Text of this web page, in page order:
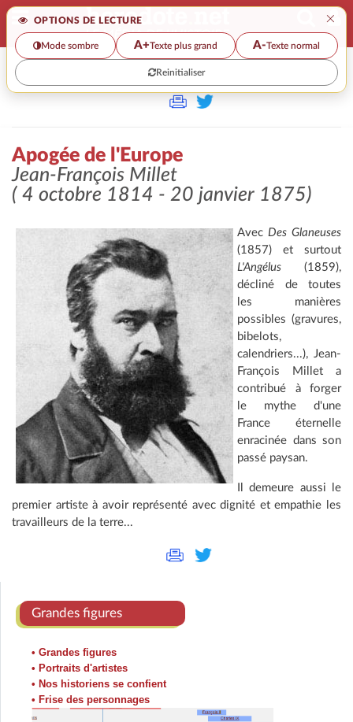
OPTIONS DE LECTURE ×
Mode sombre A+Texte plus grand A-Texte normal
Reinitialiser
>>
Apogée de l'Europe
Jean-François Millet
( 4 octobre 1814 - 20 janvier 1875)
Avec Des Glaneuses
(1857) et surtout
L'Angélus (1859),
décliné de toutes
les manières
possibles (gravures,
bibelots,
calendriers...), Jean-
François Millet a
contribué à forger
le mythe d'une
France éternelle
enracinée dans son
passé paysan.
Il demeure aussi le
premier artiste à avoir représenté avec dignité et empathie les
travailleurs de la terre...
Grandes figures
• Grandes figures
• Portraits d'artistes
• Nos historiens se confient
• Frise des personnages